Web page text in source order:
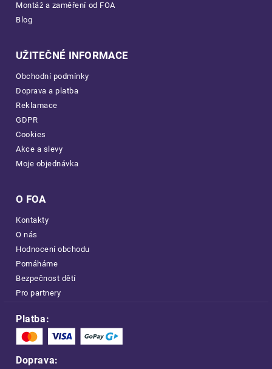
Montáž a zaměření od FOA
Blog
UŽITEČNÉ INFORMACE
Obchodní podmínky
Doprava a platba
Reklamace
GDPR
Cookies
Akce a slevy
Moje objednávka
O FOA
Kontakty
O nás
Hodnocení obchodu
Pomáháme
Bezpečnost dětí
Pro partnery
Platba:
Doprava: